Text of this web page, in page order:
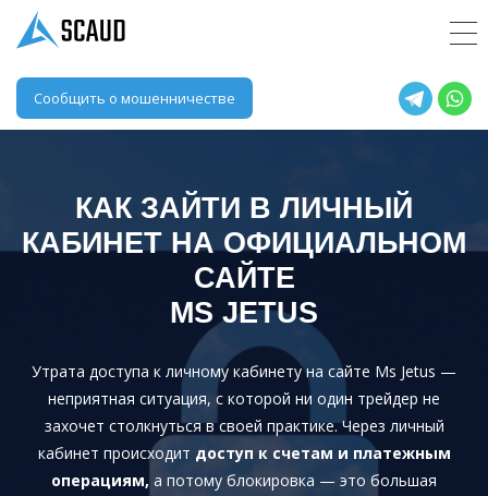
Сообщить о мошенничестве
КАК ЗАЙТИ В ЛИЧНЫЙ
КАБИНЕТ НА ОФИЦИАЛЬНОМ
САЙТЕ
MS JETUS
Утрата доступа к личному кабинету на сайте Ms Jetus —
неприятная ситуация, с которой ни один трейдер не
захочет столкнуться в своей практике. Через личный
кабинет происходит доступ к счетам и платежным
операциям, а потому блокировка — это большая